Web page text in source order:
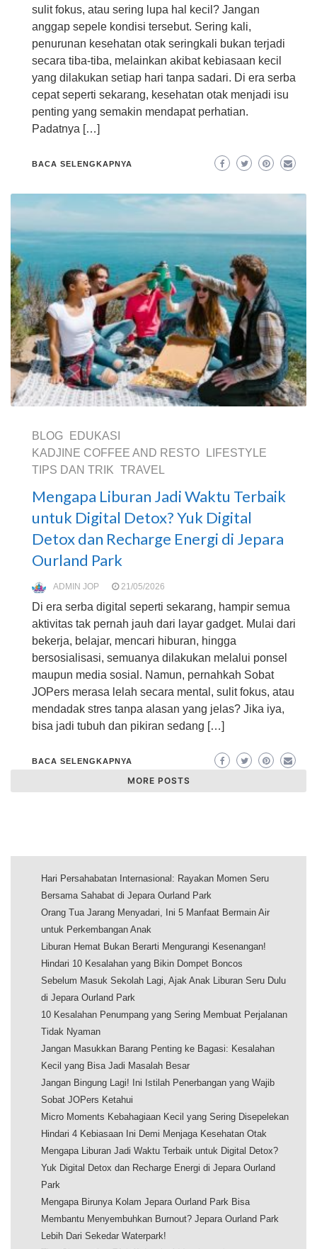
sulit fokus, atau sering lupa hal kecil? Jangan
anggap sepele kondisi tersebut. Sering kali,
penurunan kesehatan otak seringkali bukan terjadi
secara tiba-tiba, melainkan akibat kebiasaan kecil
yang dilakukan setiap hari tanpa sadari. Di era serba
cepat seperti sekarang, kesehatan otak menjadi isu
penting yang semakin mendapat perhatian.
Padatnya […]
BACA SELENGKAPNYA
BLOG
EDUKASI
KADJINE COFFEE AND RESTO
LIFESTYLE
TIPS DAN TRIK TRAVEL
Mengapa Liburan Jadi Waktu Terbaik
untuk Digital Detox? Yuk Digital
Detox dan Recharge Energi di Jepara
Ourland Park
ADMIN JOP 21/05/2026
Di era serba digital seperti sekarang, hampir semua
aktivitas tak pernah jauh dari layar gadget. Mulai dari
bekerja, belajar, mencari hiburan, hingga
bersosialisasi, semuanya dilakukan melalui ponsel
maupun media sosial. Namun, pernahkah Sobat
JOPers merasa lelah secara mental, sulit fokus, atau
mendadak stres tanpa alasan yang jelas? Jika iya,
bisa jadi tubuh dan pikiran sedang […]
BACA SELENGKAPNYA
MORE POSTS
Hari Persahabatan Internasional: Rayakan Momen Seru
Bersama Sahabat di Jepara Ourland Park
Orang Tua Jarang Menyadari, Ini 5 Manfaat Bermain Air
untuk Perkembangan Anak
Liburan Hemat Bukan Berarti Mengurangi Kesenangan!
Hindari 10 Kesalahan yang Bikin Dompet Boncos
Sebelum Masuk Sekolah Lagi, Ajak Anak Liburan Seru Dulu
di Jepara Ourland Park
10 Kesalahan Penumpang yang Sering Membuat Perjalanan
Tidak Nyaman
Jangan Masukkan Barang Penting ke Bagasi: Kesalahan
Kecil yang Bisa Jadi Masalah Besar
Jangan Bingung Lagi! Ini Istilah Penerbangan yang Wajib
Sobat JOPers Ketahui
Micro Moments Kebahagiaan Kecil yang Sering Disepelekan
Hindari 4 Kebiasaan Ini Demi Menjaga Kesehatan Otak
Mengapa Liburan Jadi Waktu Terbaik untuk Digital Detox?
Yuk Digital Detox dan Recharge Energi di Jepara Ourland
Park
Mengapa Birunya Kolam Jepara Ourland Park Bisa
Membantu Menyembuhkan Burnout? Jepara Ourland Park
Lebih Dari Sekedar Waterpark!